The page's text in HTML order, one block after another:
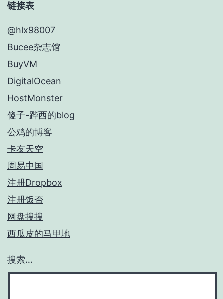
链接表
@hlx98007
Bucee杂志馆
BuyVM
DigitalOcean
HostMonster
傻子-跸西的blog
公鸡的博客
卡友天空
周易中国
注册Dropbox
注册饭否
网盘搜搜
西瓜皮的马甲地
搜索…